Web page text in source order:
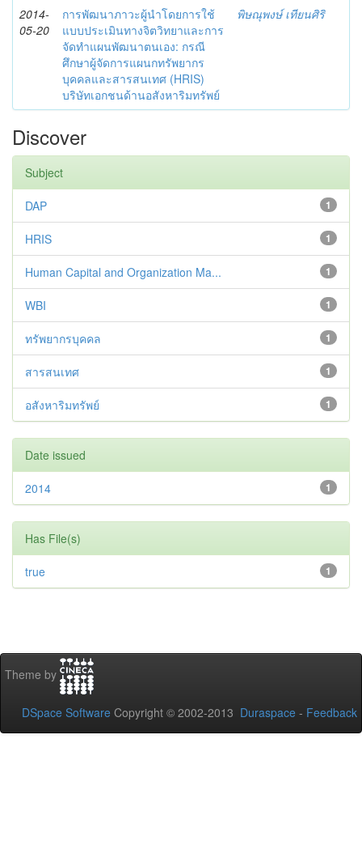
2014-
05-20
การพัฒนาภาวะผู้นำโดยการใช้
แบบประเมินทางจิตวิทยาและการ
จัดทำแผนพัฒนาตนเอง: กรณี
ศึกษาผู้จัดการแผนกทรัพยากร
บุคคลและสารสนเทศ (HRIS)
บริษัทเอกชนด้านอสังหาริมทรัพย์
พิษณุพงษ์ เทียนศิริ
Discover
Subject
1
DAP
1
HRIS
1
Human Capital and Organization Ma...
1
WBI
1
ทรัพยากรบุคคล
1
สารสนเทศ
1
อสังหาริมทรัพย์
Date issued
1
2014
Has File(s)
1
true
Theme by
DSpace Software Copyright © 2002-2013 Duraspace - Feedback